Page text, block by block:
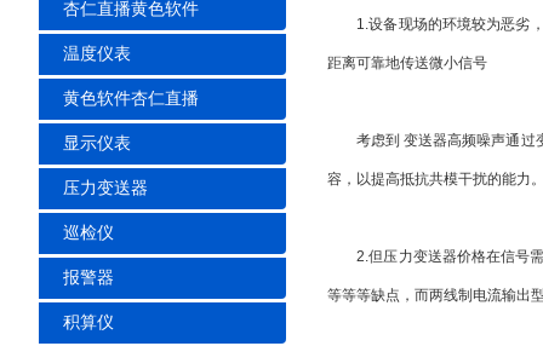
杏仁直播黄色软件
温度仪表
黄色软件杏仁直播
显示仪表
压力变送器
巡检仪
报警器
积算仪
1.设备现场的环境较为恶劣
距离可靠地传送微小信号
考虑到 变送器高频噪声通过变压器
容，以提高抵抗共模干扰的能力
2.但压力变送器价格在信号需要
等等等缺点，而两线制电流输出